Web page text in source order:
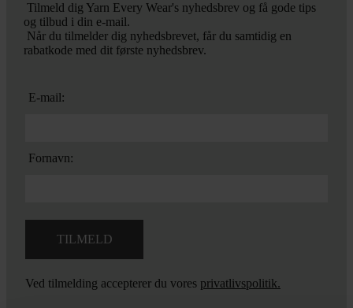
Tilmeld dig Yarn Every Wear's nyhedsbrev og få gode tips
og tilbud i din e-mail.
Når du tilmelder dig nyhedsbrevet, får du samtidig en
rabatkode med dit første nyhedsbrev.
E-mail:
Fornavn:
Ved tilmelding accepterer du vores privatlivspolitik.